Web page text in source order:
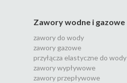
Zawory wodne i gazowe
zawory do wody
zawory gazowe
przyłącza elastyczne do wody
zawory wypływowe
zawory przepływowe